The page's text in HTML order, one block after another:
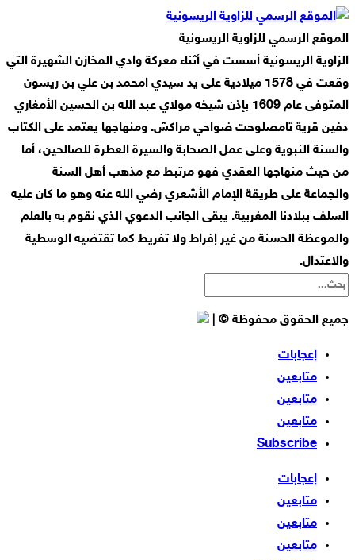
الموقع الرسمي للزاوية الريسونية
الزاوية الريسونية أسست في أثناء معركة وادي المخازن الشهيرة التي
وقعت في 1578 ميلادية على يد سيدي امحمد بن علي بن ريسون
المتوفى عام 1609 بإذن شيخه مولاي عبد الله بن الحسين الأمغاري
دفين قرية تامصلوحت ضواحي مراكش. ومنهاجها يعتمد على الكتاب
والسنة النبوية وعلى عمل الصحابة والسيرة العطرة للصالحين، أما
من حيث منهاجها العقدي فهو مرتبط مع مذهب أهل السنة
والجماعة على طريقة الإمام الأشعري رضي الله عنه وهو ما كان عليه
السلف ببلادنا المغربية. يبقى الجانب الدعوي الذي نقوم به بالعلم
والموعظة الحسنة من غير إفراط ولا تفريط كما تقتضيه الوسطية
والاعتدال.
جميع الحقوق محفوظة © |
إعجابات
متابعين
متابعين
متابعين
Subscribe
إعجابات
متابعين
متابعين
متابعين